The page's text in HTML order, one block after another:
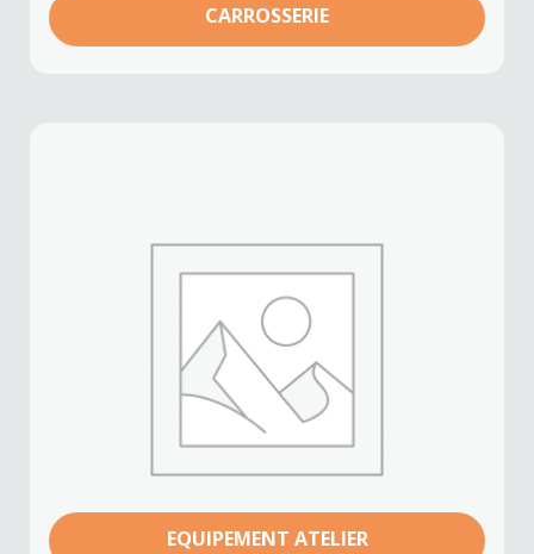
CARROSSERIE
EQUIPEMENT ATELIER